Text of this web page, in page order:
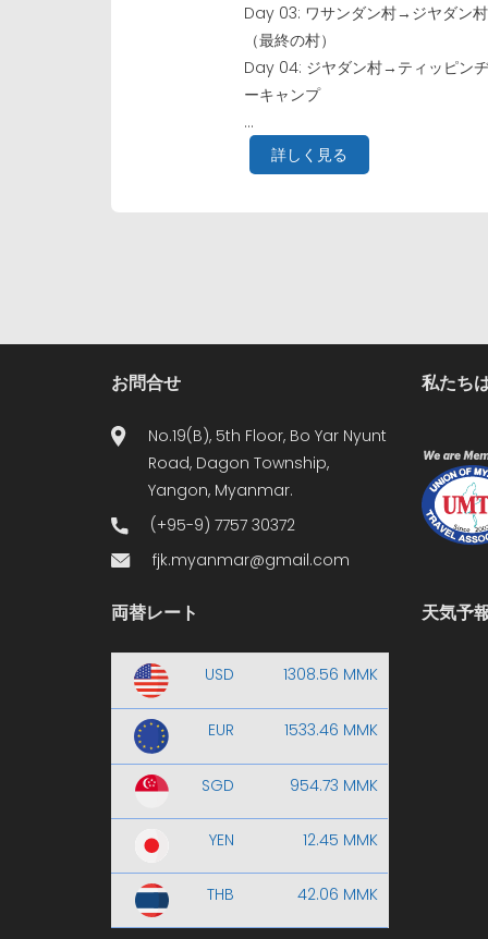
Day 03: ワサンダン村→ジヤダン村
（最終の村）
Day 04: ジヤダン村→ティッピン
ーキャンプ
...
詳しく見る
お問合せ
No.19(B), 5th Floor, Bo Yar Nyunt
Road, Dagon Township,
Yangon, Myanmar.
(+95-9) 7757 30372
fjk.myanmar@gmail.com
両替レート
USD 1308.56 MMK
EUR 1533.46 MMK
SGD 954.73 MMK
YEN 12.45 MMK
THB 42.06 MMK
私たち
天気予